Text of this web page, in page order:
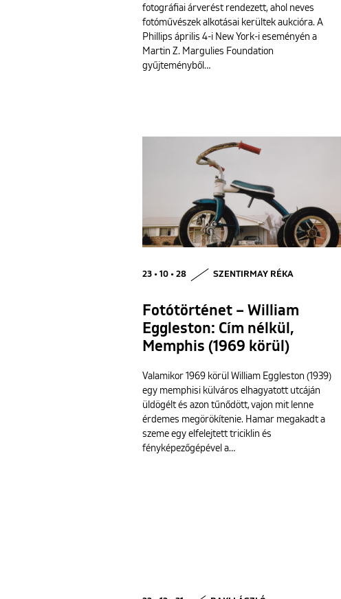
fotográfiai árverést rendezett, ahol neves
fotóművészek alkotásai kerültek aukcióra. A
Phillips április 4-i New York-i eseményén a
Martin Z. Margulies Foundation
gyűjteményből…
23 • 10 • 28 SZENTIRMAY RÉKA
Fotótörténet – William
Eggleston: Cím nélkül,
Memphis (1969 körül)
Valamikor 1969 körül William Eggleston (1939)
egy memphisi külváros elhagyatott utcáján
üldögélt és azon tűnődött, vajon mit lenne
érdemes megörökítenie. Hamar megakadt a
szeme egy elfelejtett triciklin és
fényképezőgépével a…